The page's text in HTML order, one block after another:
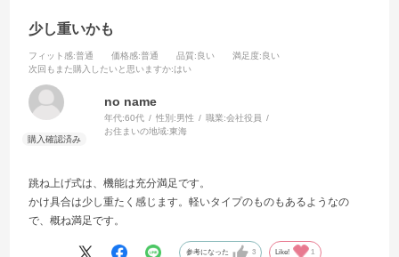
少し重いかも
フィット感:普通 価格感:普通 品質:良い 満足度:良い
次回もまた購入したいと思いますか:はい
no name
年代:60代 性別:男性 職業:会社役員
お住まいの地域:東海
跳ね上げ式は、機能は充分満足です。
かけ具合は少し重たく感じます。軽いタイプのものもあるようなの
で、概ね満足です。
参考になった 3 Like! 1